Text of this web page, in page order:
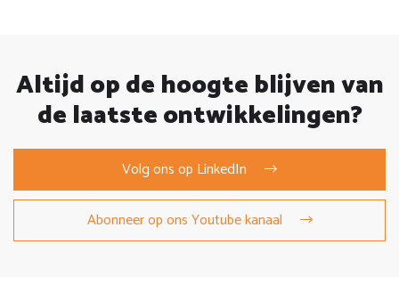
Altijd op de hoogte blijven van
de laatste ontwikkelingen?
Volg ons op LinkedIn
Abonneer op ons Youtube kanaal